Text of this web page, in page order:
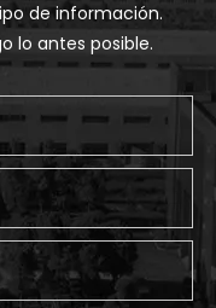
de información.
lo antes posible.